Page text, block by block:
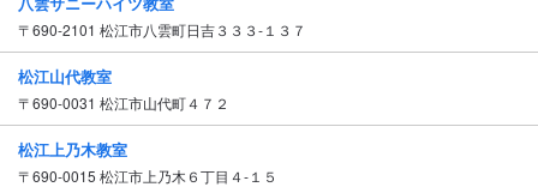
〒690-2101 松江市八雲町日吉３３３‐１３７
松江山代教室
〒690-0031 松江市山代町４７２
松江上乃木教室
〒690-0015 松江市上乃木６丁目４‐１５